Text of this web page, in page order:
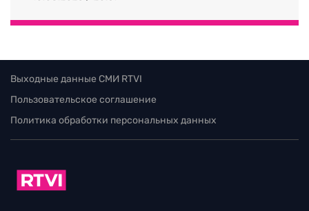
Выходные данные СМИ RTVI
Пользовательское соглашение
Политика обработки персональных данных